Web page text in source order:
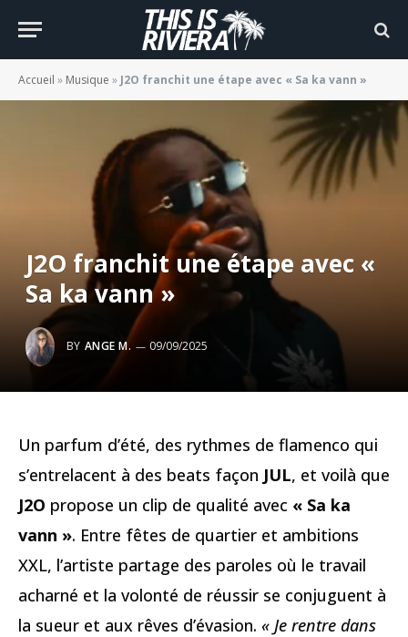
Accueil » Musique » J2O franchit une étape avec « Sa ka vann »
J2O franchit une étape avec «
Sa ka vann »
BY ANGE M. 09/09/2025
Un parfum d’été, des rythmes de flamenco qui
s’entrelacent à des beats façon JUL, et voilà que
J2O propose un clip de qualité avec « Sa ka
vann ». Entre fêtes de quartier et ambitions
XXL, l’artiste partage des paroles où le travail
acharné et la volonté de réussir se conjuguent à
la sueur et aux rêves d’évasion. « Je rentre dans